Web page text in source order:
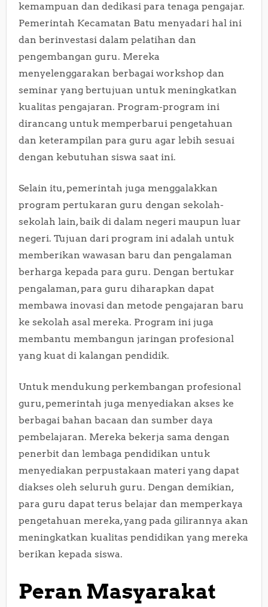
kemampuan dan dedikasi para tenaga pengajar.
Pemerintah Kecamatan Batu menyadari hal ini
dan berinvestasi dalam pelatihan dan
pengembangan guru. Mereka
menyelenggarakan berbagai workshop dan
seminar yang bertujuan untuk meningkatkan
kualitas pengajaran. Program-program ini
dirancang untuk memperbarui pengetahuan
dan keterampilan para guru agar lebih sesuai
dengan kebutuhan siswa saat ini.
Selain itu, pemerintah juga menggalakkan
program pertukaran guru dengan sekolah-
sekolah lain, baik di dalam negeri maupun luar
negeri. Tujuan dari program ini adalah untuk
memberikan wawasan baru dan pengalaman
berharga kepada para guru. Dengan bertukar
pengalaman, para guru diharapkan dapat
membawa inovasi dan metode pengajaran baru
ke sekolah asal mereka. Program ini juga
membantu membangun jaringan profesional
yang kuat di kalangan pendidik.
Untuk mendukung perkembangan profesional
guru, pemerintah juga menyediakan akses ke
berbagai bahan bacaan dan sumber daya
pembelajaran. Mereka bekerja sama dengan
penerbit dan lembaga pendidikan untuk
menyediakan perpustakaan materi yang dapat
diakses oleh seluruh guru. Dengan demikian,
para guru dapat terus belajar dan memperkaya
pengetahuan mereka, yang pada gilirannya akan
meningkatkan kualitas pendidikan yang mereka
berikan kepada siswa.
Peran Masyarakat